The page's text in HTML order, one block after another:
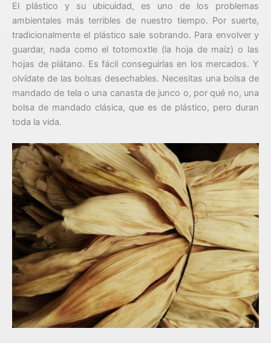
El plástico y su ubicuidad, es uno de los problemas
ambientales más terribles de nuestro tiempo. Por suerte,
tradicionalmente el plástico sale sobrando. Para envolver y
guardar, nada como el totomoxtle (la hoja de maíz) o las
hojas de plátano. Es fácil conseguirlas en los mercados. Y
olvídate de las bolsas desechables. Necesitas una bolsa de
mandado de tela o una canasta de junco o, por qué no, una
bolsa de mandado clásica, que es de plástico, pero duran
toda la vida.